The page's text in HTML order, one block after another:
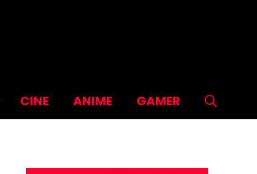
CINE ANIME GAMER